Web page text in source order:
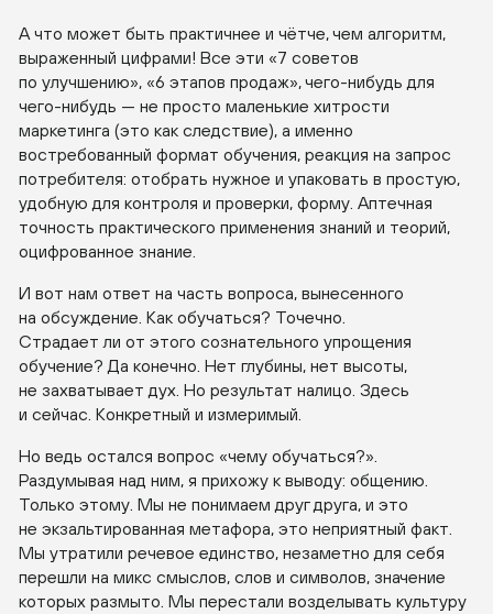
А что может быть практичнее и чётче, чем алгоритм,
выраженный цифрами! Все эти «7 советов
по улучшению», «6 этапов продаж»,чего-нибудь для
чего-нибудь — не просто маленькие хитрости
маркетинга (это как следствие), а именно
востребованный формат обучения, реакция на запрос
потребителя: отобрать нужное и упаковать в простую,
удобную для контроля и проверки, форму. Аптечная
точность практического применения знаний и теорий,
оцифрованное знание.
И вот нам ответ на часть вопроса, вынесенного
на обсуждение. Как обучаться? Точечно.
Страдает ли от этого сознательного упрощения
обучение? Да конечно. Нет глубины, нет высоты,
не захватывает дух. Но результат налицо. Здесь
и сейчас. Конкретный и измеримый.
Но ведь остался вопрос «чему обучаться?».
Раздумывая над ним, я прихожу к выводу: общению.
Только этому. Мы не понимаем друг друга, и это
не экзальтированная метафора, это неприятный факт.
Мы утратили речевое единство, незаметно для себя
перешли на микс смыслов, слов и символов, значение
которых размыто. Мы перестали возделывать культуру